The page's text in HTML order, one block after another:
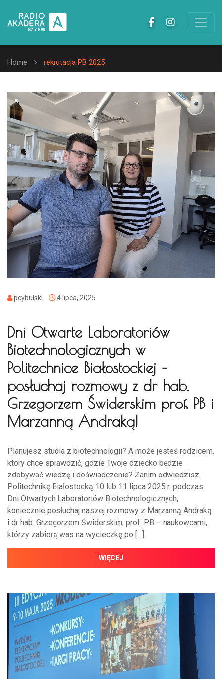
Home rekrutacja PB 2025
pcybulski 4 lipca, 2025
Dni Otwarte Laboratoriów
Biotechnologicznych w
Politechnice Białostockiej –
posłuchaj rozmowy z dr hab.
Grzegorzem Świderskim prof. PB i
Marzanną Andraką!
Planujesz studia z biotechnologii? A może jesteś rodzicem,
który chce sprawdzić, gdzie Twoje dziecko będzie
zdobywać wiedzę i doświadczenie? Zanim odwiedzisz
Politechnikę Białostocką 10 lub 11 lipca 2025 r. podczas
Dni Otwartych Laboratoriów Biotechnologicznych,
koniecznie posłuchaj naszej rozmowy z Marzanną Andraką
i dr hab. Grzegorzem Świderskim, prof. PB – naukowcami,
którzy zabiorą was na wycieczkę po […]
WIĘCEJ